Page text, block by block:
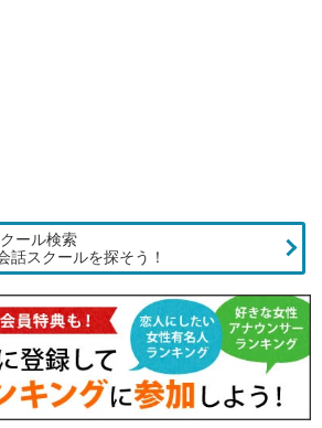
ール検索
話スクールを探そう！